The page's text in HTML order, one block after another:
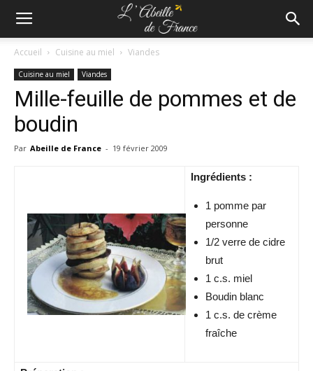
Accueil Cuisine au miel Viandes
Cuisine au miel Viandes
Mille-feuille de pommes et de
boudin
Par Abeille de France - 19 février 2009
Ingrédients :
1 pomme par
personne
1/2 verre de cidre
brut
1 c.s. miel
Boudin blanc
1 c.s. de crème
fraîche